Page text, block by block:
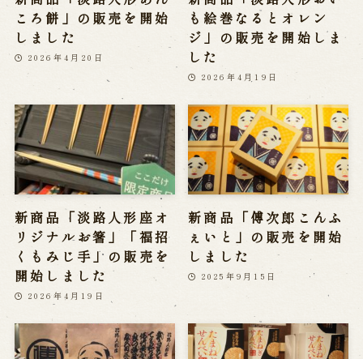
ころ餅」の販売を開始
しました
2026年4月20日
も絵巻なるとオレン
ジ」の販売を開始しま
した
2026年4月19日
新商品「淡路人形座オ
リジナルお箸」「福招
くもみじ手」の販売を
開始しました
2026年4月19日
新商品「傅次郎こんふ
ぇいと」の販売を開始
しました
2025年9月15日